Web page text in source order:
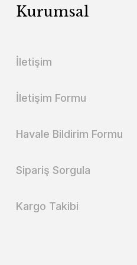
Kurumsal
İletişim
İletişim Formu
Havale Bildirim Formu
Sipariş Sorgula
Kargo Takibi